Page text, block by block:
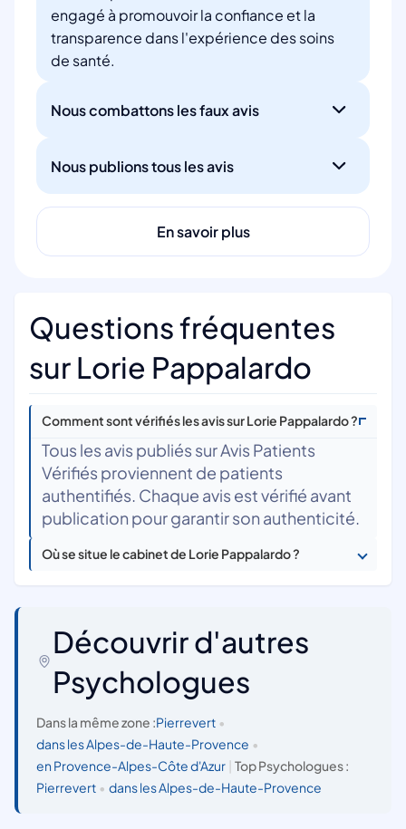
engagé à promouvoir la confiance et la
transparence dans l'expérience des soins
de santé.
Nous combattons les faux avis
Nous publions tous les avis
En savoir plus
Questions fréquentes
sur Lorie Pappalardo
Comment sont vérifiés les avis sur Lorie Pappalardo ?
Tous les avis publiés sur Avis Patients
Vérifiés proviennent de patients
authentifiés. Chaque avis est vérifié avant
publication pour garantir son authenticité.
Où se situe le cabinet de Lorie Pappalardo ?
Découvrir d'autres
Psychologues
Dans la même zone :Pierrevert •
dans les Alpes-de-Haute-Provence •
en Provence-Alpes-Côte d'Azur
Top Psychologues :
Pierrevert • dans les Alpes-de-Haute-Provence